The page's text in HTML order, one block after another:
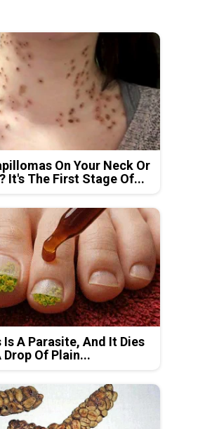
On Your Neck Or
It's The First Stage Of...
Is A Parasite, And It Dies
Drop Of Plain...